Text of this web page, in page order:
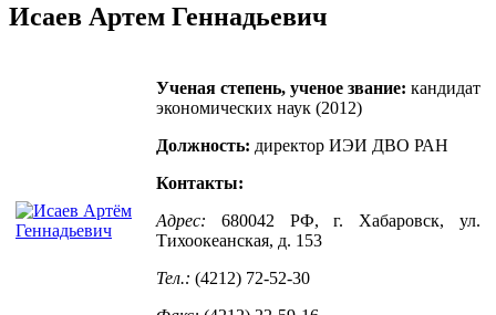
Исаев Артем Геннадьевич
Ученая степень, ученое звание: кандидат
экономических наук (2012)
Должность: директор ИЭИ ДВО РАН
Контакты:
Адрес: 680042 РФ, г. Хабаровск, ул.
Тихоокеанская, д. 153
Тел.: (4212) 72-52-30